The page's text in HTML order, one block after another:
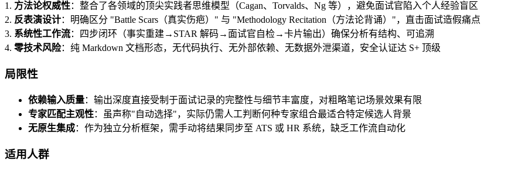
1. 方法论权威性：整合了各领域的顶尖实践者思维模型（Cagan、Torvalds、Ng 等），避免面试官陷入个人经验盲区
2. 反表演设计：明确区分 "Battle Scars（真实伤疤）" 与 "Methodology Recitation（方法论背诵）"，直击面试造假痛点
3. 系统性工作流：四步闭环（事实重建→STAR 解码→面试官自检→卡片输出）确保分析有结构、可追溯
4. 零技术风险：纯 Markdown 文档形态，无代码执行、无外部依赖、无数据外泄渠道，安全认证达 S+ 顶级
局限性
依赖输入质量：输出深度直接受制于面试记录的完整性与细节丰富度，对粗略笔记场景效果有限
专家匹配主观性：虽声称"自动选择"，实际仍需人工判断何种专家组合最适合特定候选人背景
无原生集成：作为独立分析框架，需手动将结果同步至 ATS 或 HR 系统，缺乏工作流自动化
适用人群